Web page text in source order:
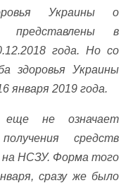
Украины о
представлены в
года. Но со
здоровья Украины
января 2019 года.
еще не означает
средств
НСЗУ. Форма того
сразу же было